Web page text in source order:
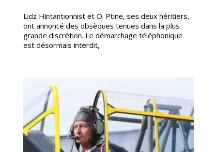
Lidz Hintantionnist et O. Ptine, ses deux héritiers,
ont annoncé des obsèques tenues dans la plus
grande discrétion. Le démarchage téléphonique
est désormais interdit,